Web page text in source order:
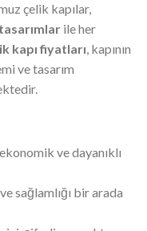
çelik kapılar,
ile her
kapı fiyatları, kapının
ve tasarım
ve dayanıklı
sağlamlığı bir arada